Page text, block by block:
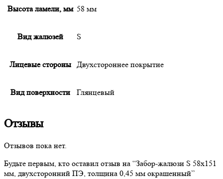
Высота ламели, мм 58 мм
Вид жалюзей S
Лицевые стороны Двухстороннее покрытие
Вид поверхности Глянцевый
Отзывы
Отзывов пока нет.
Будьте первым, кто оставил отзыв на “Забор-жалюзи S 58х151
мм, двухсторонний ПЭ, толщина 0,45 мм окрашенный”